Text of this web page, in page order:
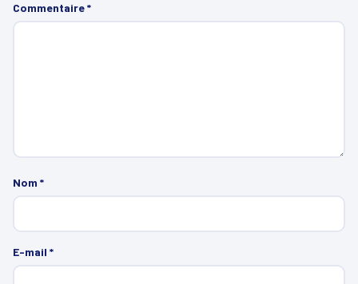
Commentaire*
Nom *
E-mail *